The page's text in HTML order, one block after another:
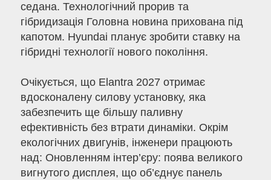
седана. Технологічний прорив та
гібридизація Головна новина прихована під
капотом. Hyundai планує зробити ставку на
гібридні технології нового покоління.
Очікується, що Elantra 2027 отримає
вдосконалену силову установку, яка
забезпечить ще більшу паливну
ефективність без втрати динаміки. Окрім
екологічних двигунів, інженери працюють
над: Оновленням інтер’єру: поява великого
вигнутого дисплея, що об’єднує панель